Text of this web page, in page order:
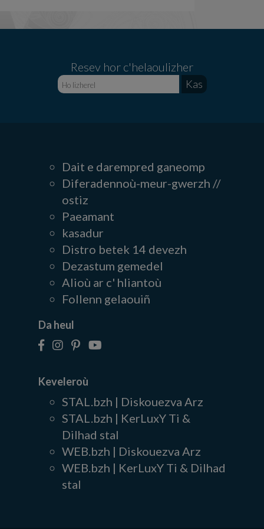
Resev hor c'helaoulizher
Dait e darempred ganeomp
Diferadennoù-meur-gwerzh //
ostiz
Paeamant
kasadur
Distro betek 14 devezh
Dezastum gemedel
Alioù ar c' hliantoù
Follenn gelaouiñ
Da heul
Keveleroù
STAL.bzh | Diskouezva Arz
STAL.bzh | KerLuxY Ti &
Dilhad stal
WEB.bzh | Diskouezva Arz
WEB.bzh | KerLuxY Ti & Dilhad
stal